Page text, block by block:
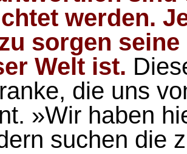
werden.
sorgen
Welt ist.
die uns
»Wir haben
suchen die